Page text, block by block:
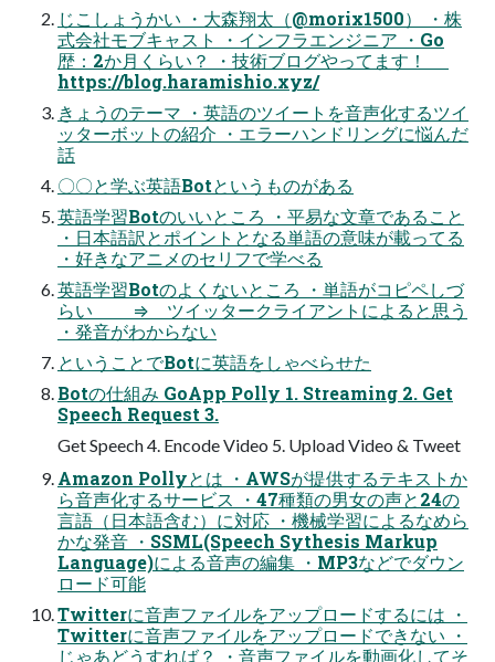
じこしょうかい ・大森翔太（@morix1500） ・株
式会社モブキャスト ・インフラエンジニア ・Go
歴：2か月くらい？ ・技術ブログやってます！
https://blog.haramishio.xyz/
きょうのテーマ ・英語のツイートを音声化するツイ
ッターボットの紹介 ・エラーハンドリングに悩んだ
話
〇〇と学ぶ英語Botというものがある
英語学習Botのいいところ ・平易な文章であること
・日本語訳とポイントとなる単語の意味が載ってる
・好きなアニメのセリフで学べる
英語学習Botのよくないところ ・単語がコピペしづ
らい ⇒ ツイッタークライアントによると思う
・発音がわからない
ということでBotに英語をしゃべらせた
Botの仕組み GoApp Polly 1. Streaming 2. Get
Speech Request 3.
Get Speech 4. Encode Video 5. Upload Video & Tweet
Amazon Pollyとは ・AWSが提供するテキストか
ら音声化するサービス ・47種類の男女の声と24の
言語（日本語含む）に対応 ・機械学習によるなめら
かな発音 ・SSML(Speech Sythesis Markup
Language)による音声の編集 ・MP3などでダウン
ロード可能
Twitterに音声ファイルをアップロードするには ・
Twitterに音声ファイルをアップロードできない ・
じゃあどうすれば？ ・音声ファイルを動画化してそ